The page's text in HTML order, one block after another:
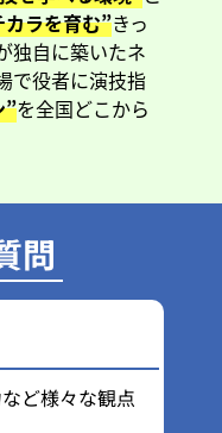
ラを育む”きっ
独自に築いたネ
で役者に演技指
”を全国どこから
問
ど様々な観点